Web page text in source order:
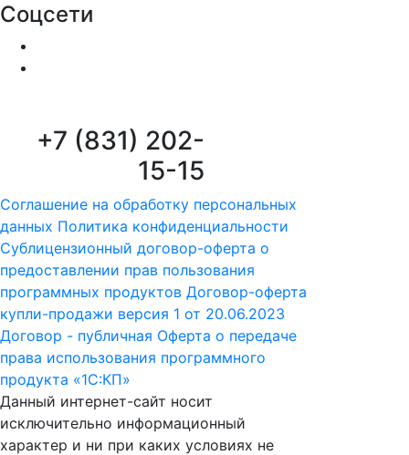
Соцсети
+7 (831) 202-
15-15
Соглашение на обработку персональных
данных Политика конфиденциальности
Сублицензионный договор-оферта о
предоставлении прав пользования
программных продуктов Договор-оферта
купли-продажи версия 1 от 20.06.2023
Договор - публичная Оферта о передаче
права использования программного
продукта «1С:КП»
Данный интернет-сайт носит
исключительно информационный
характер и ни при каких условиях не